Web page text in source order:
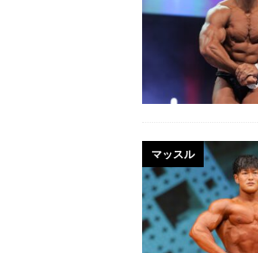
マッスル